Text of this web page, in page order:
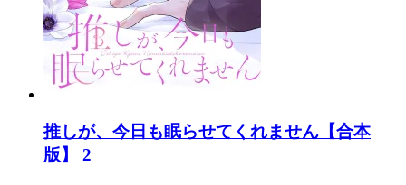
推しが、今日も眠らせてくれません【合本
版】 2